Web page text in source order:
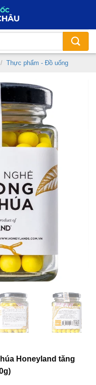
/ Thực phẩm - Đồ uống
Honeyland tăng